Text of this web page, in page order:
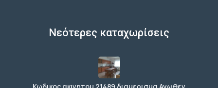
Νεότερες καταχωρίσεις